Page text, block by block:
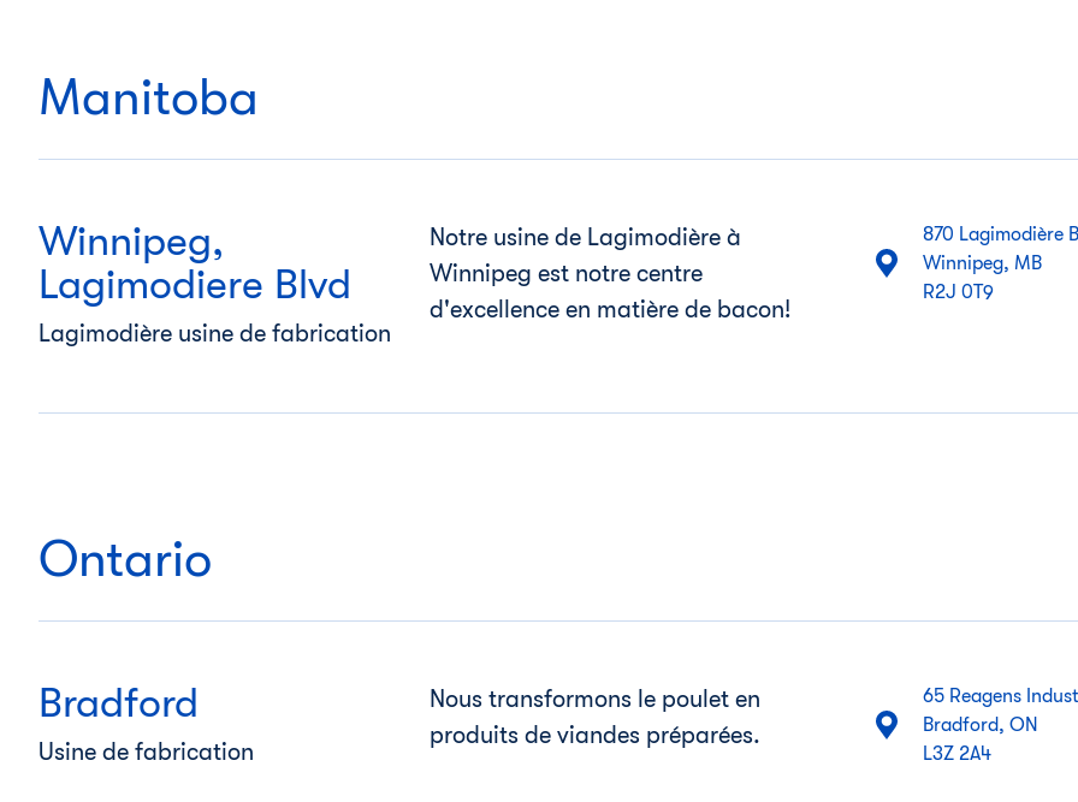
Manitoba
Winnipeg,
Lagimodiere Blvd
Lagimodière usine de fabrication
Notre usine de Lagimodière à
Winnipeg est notre centre
d'excellence en matière de bacon!
870 Lagimodière
Winnipeg, MB
R2J 0T9
Ontario
Bradford
Usine de fabrication
Nous transformons le poulet en
produits de viandes préparées.
65 Reagens
Bradford, ON
L3Z 2A4